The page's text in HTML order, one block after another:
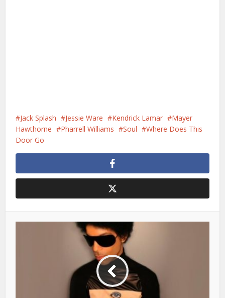
Jack Splash Jessie Ware Kendrick Lamar
Mayer
Hawthorne
Pharrell Williams Soul
Where Does This
Door Go